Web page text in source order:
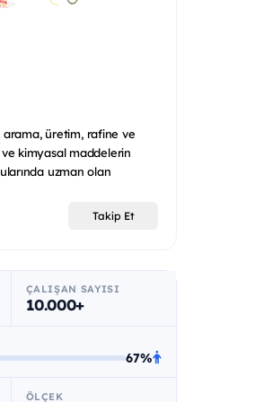
üretim, rafine ve
kimyasal maddelerin
uzman olan
Takip Et
ÇALIŞAN SAYISI
10.000+
67%
ÖLÇEK